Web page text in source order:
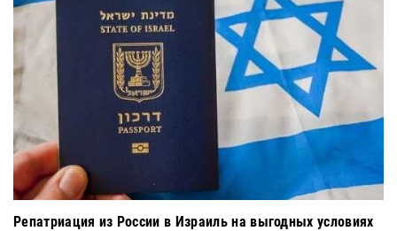
Репатриация из России в Израиль на выгодных условиях